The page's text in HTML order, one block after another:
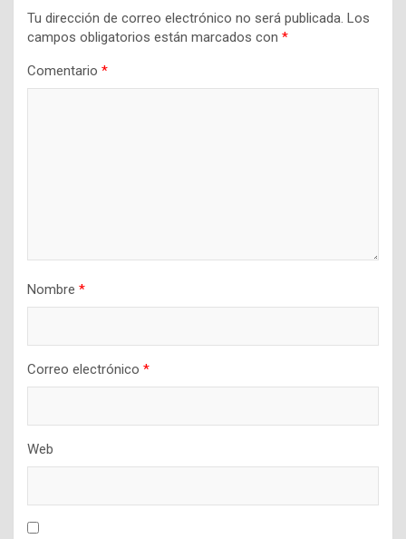
Tu dirección de correo electrónico no será publicada. Los
campos obligatorios están marcados con *
Comentario *
Nombre *
Correo electrónico *
Web